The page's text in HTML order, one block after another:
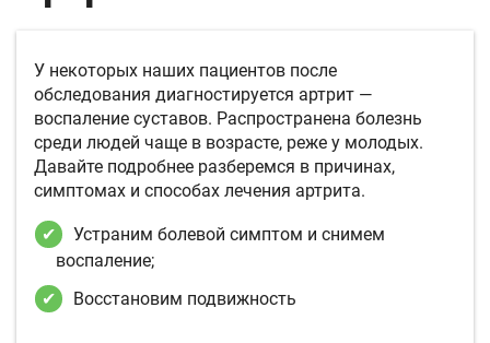
У некоторых наших пациентов после
обследования диагностируется артрит —
воспаление суставов. Распространена болезнь
среди людей чаще в возрасте, реже у молодых.
Давайте подробнее разберемся в причинах,
симптомах и способах лечения артрита.
Устраним болевой симптом и снимем
воспаление;
Восстановим подвижность